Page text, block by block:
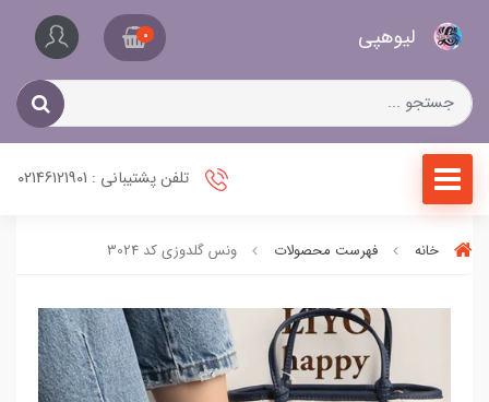
لیو‌هپی 0
تلفن پشتیبانی : 02146121901
خانه فهرست محصولات ونس گلدوزی کد 3024